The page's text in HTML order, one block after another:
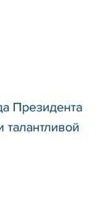
Президента